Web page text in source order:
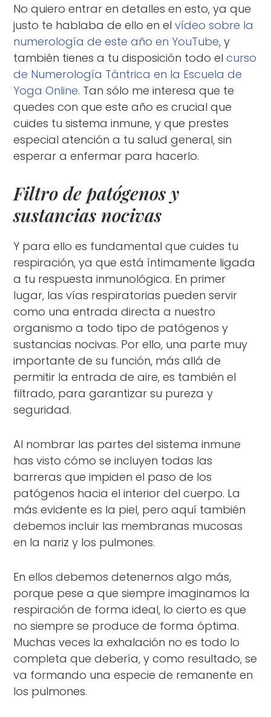
No quiero entrar en detalles en esto, ya que
justo te hablaba de ello en elvídeo sobre la
numerología de este año en YouTube, y
también tienes a tu disposición todo elcurso
de Numerología Tántrica en la Escuela de
Yoga Online. Tan sólo me interesa que te
quedes con que este año es crucial que
cuides tu sistema inmune, y que prestes
especial atención a tu salud general, sin
esperar a enfermar para hacerlo.
Filtro de patógenos y
sustancias nocivas
Y para ello es fundamental que cuides tu
respiración, ya que está íntimamente ligada
a tu respuesta inmunológica. En primer
lugar, las vías respiratorias pueden servir
como una entrada directa a nuestro
organismo a todo tipo de patógenos y
sustancias nocivas. Por ello, una parte muy
importante de su función, más allá de
permitir la entrada de aire, es también el
filtrado, para garantizar su pureza y
seguridad.
Al nombrar las partes del sistema inmune
has visto cómo se incluyen todas las
barreras que impiden el paso de los
patógenos hacia el interior del cuerpo. La
más evidente es la piel, pero aquí también
debemos incluir las membranas mucosas
en la nariz y los pulmones.
En ellos debemos detenernos algo más,
porque pese a que siempre imaginamos la
respiración de forma ideal, lo cierto es que
no siempre se produce de forma óptima.
Muchas veces la exhalación no es todo lo
completa que debería, y como resultado, se
va formando una especie de remanente en
los pulmones.